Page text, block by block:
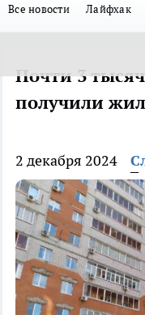
Все новости Лайфхак
Почти 3
получили
2 декабря 2024